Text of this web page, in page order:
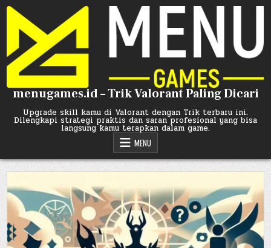
Skip
content
menugames.id – Trik Valorant Paling Dicari
Upgrade skill kamu di Valorant dengan Trik terbaru ini.
Dilengkapi strategi praktis dan saran profesional yang bisa
langsung kamu terapkan dalam game.
MENU